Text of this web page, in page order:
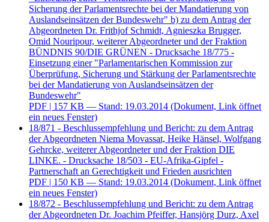
Sicherung der Parlamentsrechte bei der Mandatierung von
Auslandseinsätzen der Bundeswehr" b) zu dem Antrag der
Abgeordneten Dr. Frithjof Schmidt, Agnieszka Brugger,
Omid Nouripour, weiterer Abgeordneter und der Fraktion
BÜNDNIS 90/DIE GRÜNEN - Drucksache 18/775 -
Einsetzung einer "Parlamentarischen Kommission zur
Überprüfung, Sicherung und Stärkung der Parlamentsrechte
bei der Mandatierung von Auslandseinsätzen der
Bundeswehr"
PDF | 157 KB — Stand: 19.03.2014 (Dokument, Link öffnet
ein neues Fenster)
18/871 - Beschlussempfehlung und Bericht: zu dem Antrag
der Abgeordneten Niema Movassat, Heike Hänsel, Wolfgang
Gehrcke, weiterer Abgeordneter und der Fraktion DIE
LINKE. - Drucksache 18/503 - EU-Afrika-Gipfel -
Partnerschaft an Gerechtigkeit und Frieden ausrichten
PDF | 150 KB — Stand: 19.03.2014 (Dokument, Link öffnet
ein neues Fenster)
18/872 - Beschlussempfehlung und Bericht: zu dem Antrag
der Abgeordneten Dr. Joachim Pfeiffer, Hansjörg Durz, Axel